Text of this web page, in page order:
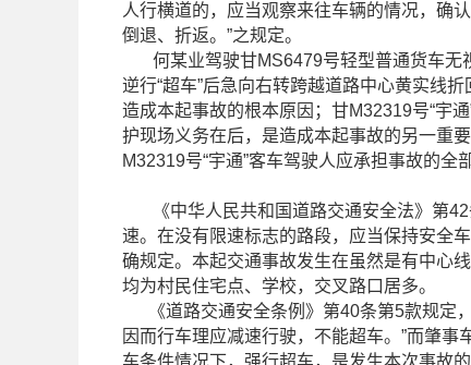
人行横道的，应当观察来往车辆的情况，确
倒退、折返。”之规定。
何某业驾驶甘MS6479号轻型普通货车无
逆行“超车”后急向右转跨越道路中心黄实线
造成本起事故的根本原因；甘M32319号“宇
护现场义务在后，是造成本起事故的另一重
M32319号“宇通”客车驾驶人应承担事故的全
《中华人民共和国道路交通安全法》第42
速。在没有限速标志的路段，应当保持安全
确规定。本起交通事故发生在虽然是有中心
均为村民住宅点、学校，交叉路口居多。
《道路交通安全条例》第40条第5款规定，
因而行车理应减速行驶，不能超车。”而肇
车条件情况下，强行超车，是发生本次事故